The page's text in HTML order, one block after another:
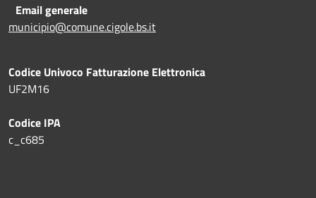
Email generale
municipio@comune.cigole.bs.it
Codice Univoco Fatturazione Elettronica
UF2M16
Codice IPA
c_c685